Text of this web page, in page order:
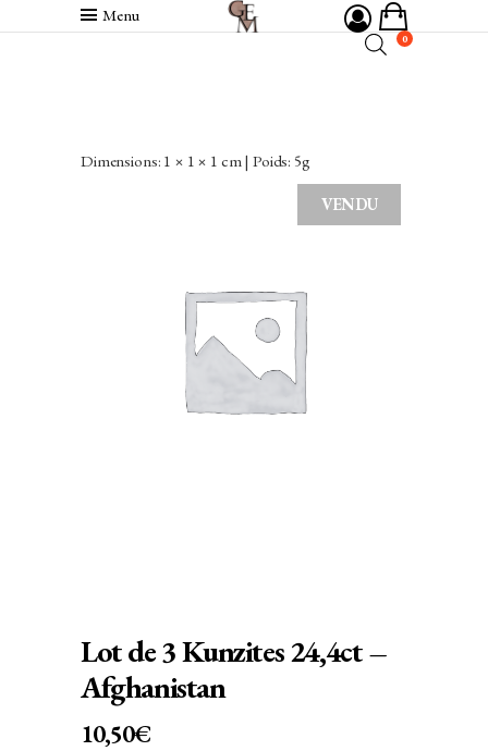
Menu
0
Dimensions: 1 × 1 × 1 cm | Poids: 5g
VENDU
Lot de 3 Kunzites 24,4ct –
Afghanistan
10,50€